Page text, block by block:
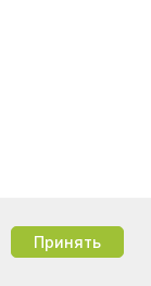
Принять